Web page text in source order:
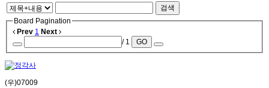
검색
Board Pagination
Prev 1 Next
/ 1
GO
(우)07009